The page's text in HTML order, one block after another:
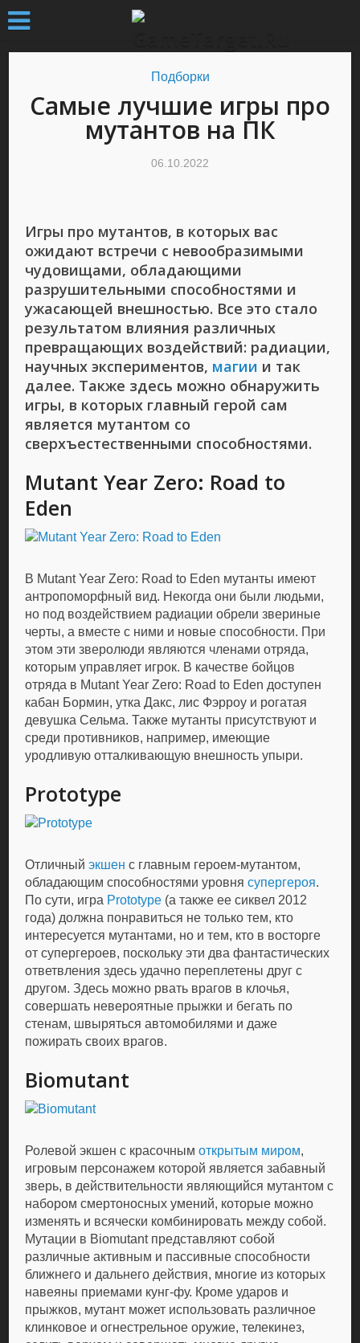
Подборки
Самые лучшие игры про
мутантов на ПК
06.10.2022
Игры про мутантов, в которых вас
ожидают встречи с невообразимыми
чудовищами, обладающими
разрушительными способностями и
ужасающей внешностью. Все это стало
результатом влияния различных
превращающих воздействий: радиации,
научных экспериментов, магии и так
далее. Также здесь можно обнаружить
игры, в которых главный герой сам
является мутантом со
сверхъестественными способностями.
Mutant Year Zero: Road to
Eden
В Mutant Year Zero: Road to Eden мутанты имеют
антропоморфный вид. Некогда они были людьми,
но под воздействием радиации обрели звериные
черты, а вместе с ними и новые способности. При
этом эти зверолюди являются членами отряда,
которым управляет игрок. В качестве бойцов
отряда в Mutant Year Zero: Road to Eden доступен
кабан Бормин, утка Дакс, лис Фэрроу и рогатая
девушка Сельма. Также мутанты присутствуют и
среди противников, например, имеющие
уродливую отталкивающую внешность упыри.
Prototype
Отличныйэкшен с главным героем-мутантом,
обладающим способностями уровнясупергероя.
По сути, игра Prototype (а также ее сиквел 2012
года) должна понравиться не только тем, кто
интересуется мутантами, но и тем, кто в восторге
от супергероев, поскольку эти два фантастических
ответвления здесь удачно переплетены друг с
другом. Здесь можно рвать врагов в клочья,
совершать невероятные прыжки и бегать по
стенам, швыряться автомобилями и даже
пожирать своих врагов.
Biomutant
Ролевой экшен с красочнымоткрытым миром,
игровым персонажем которой является забавный
зверь, в действительности являющийся мутантом с
набором смертоносных умений, которые можно
изменять и всячески комбинировать между собой.
Мутации в Biomutant представляют собой
различные активным и пассивные способности
ближнего и дальнего действия, многие из которых
навеяны приемами кунг-фу. Кроме ударов и
прыжков, мутант может использовать различное
клинковое и огнестрельное оружие, телекинез,